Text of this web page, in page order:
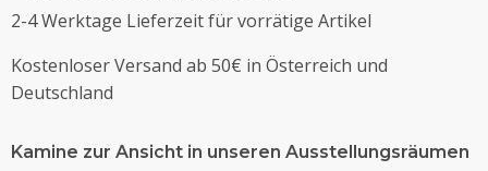
2-4 Werktage Lieferzeit für vorrätige Artikel
Kostenloser Versand ab 50€ in Österreich und
Deutschland
Kamine zur Ansicht in unseren Ausstellungsräumen